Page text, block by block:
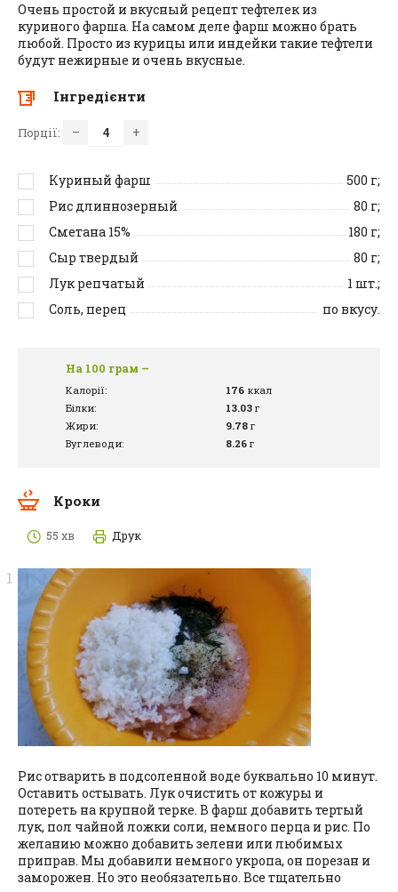
Очень простой и вкусный рецепт тефтелек из
куриного фарша. На самом деле фарш можно брать
любой. Просто из курицы или индейки такие тефтели
будут нежирные и очень вкусные.
Інгредієнти
Порції: – +
Куриный фарш 500 г;
Рис длиннозерный
80 г;
Сметана 15%
180 г;
Сыр твердый
80 г;
Лук репчатый
1 шт.;
Соль, перец
по вкусу.
На 100 грам –
Калорії: 176 ккал
Білки:
13.03 г
Жири:
9.78 г
Вуглеводи:
8.26 г
Кроки
55 хв Друк
Рис отварить в подсоленной воде буквально 10 минут.
Оставить остывать. Лук очистить от кожуры и
потереть на крупной терке. В фарш добавить тертый
лук, пол чайной ложки соли, немного перца и рис. По
желанию можно добавить зелени или любимых
приправ. Мы добавили немного укропа, он порезан и
заморожен. Но это необязательно. Все тщательно